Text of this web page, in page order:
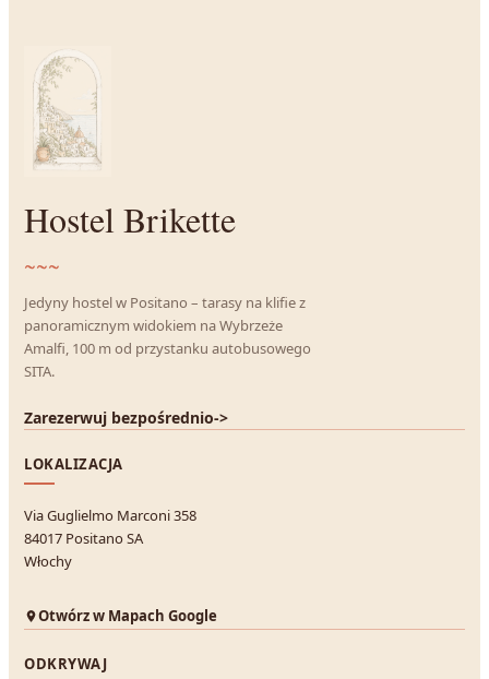
Hostel Brikette
~~~
Jedyny hostel w Positano – tarasy na klifie z
panoramicznym widokiem na Wybrzeże
Amalfi, 100 m od przystanku autobusowego
SITA.
Zarezerwuj bezpośrednio->
LOKALIZACJA
Via Guglielmo Marconi 358
84017 Positano SA
Włochy
Otwórz w Mapach Google
ODKRYWAJ